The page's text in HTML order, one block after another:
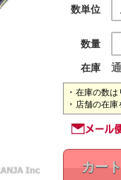
数単位
数量
在庫
在庫の数は
店舗の在庫
カー